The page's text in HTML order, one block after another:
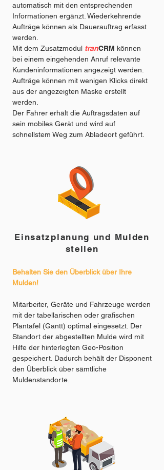
automatisch mit den entsprechenden
Informationen ergänzt. Wiederkehrende
Aufträge können als Dauerauftrag erfasst
werden.
Mit dem Zusatzmodul tranCRM können
bei einem eingehenden Anruf relevante
Kundeninformationen angezeigt werden.
Aufträge können mit wenigen Klicks direkt
aus der angezeigten Maske erstellt
werden.
Der Fahrer erhält die Auftragsdaten auf
sein mobiles Gerät und wird auf
schnellstem Weg zum Abladeort geführt.
Einsatzplanung und Mulden
stellen
Behalten Sie den Überblick über Ihre
Mulden!
Mitarbeiter, Geräte und Fahrzeuge werden
mit der tabellarischen oder grafischen
Plantafel (Gantt) optimal eingesetzt. Der
Standort der abgestellten Mulde wird mit
Hilfe der hinterlegten Geo-Position
gespeichert. Dadurch behält der Disponent
den Überblick über sämtliche
Muldenstandorte.